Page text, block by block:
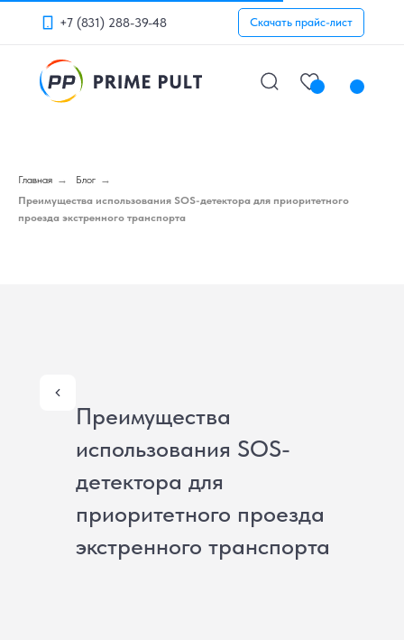
+7 (831) 288-39-48 Скачать прайс-лист
Главная → Блог →
Преимущества использования SOS-детектора для приоритетного
проезда экстренного транспорта
Преимущества
использования SOS-
детектора для
приоритетного проезда
экстренного транспорта